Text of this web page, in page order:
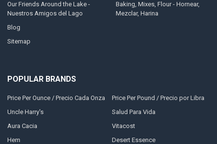
Our Friends Around the Lake -
Nuestros Amigos del Lago
Blog
Sitemap
Baking, Mixes, Flour - Hornear,
Mezclar, Harina
POPULAR BRANDS
Price Per Ounce / Precio Cada Onza
Uncle Harry's
Aura Cacia
Hem
Price Per Pound / Precio por Libra
Salud Para Vida
Vitacost
Desert Essence